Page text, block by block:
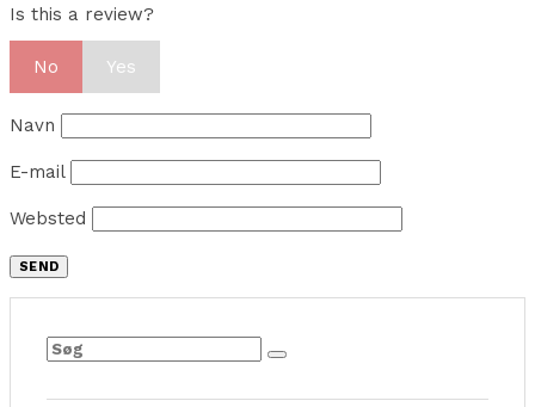
Is this a review?
No Yes
Navn
E-mail
Websted